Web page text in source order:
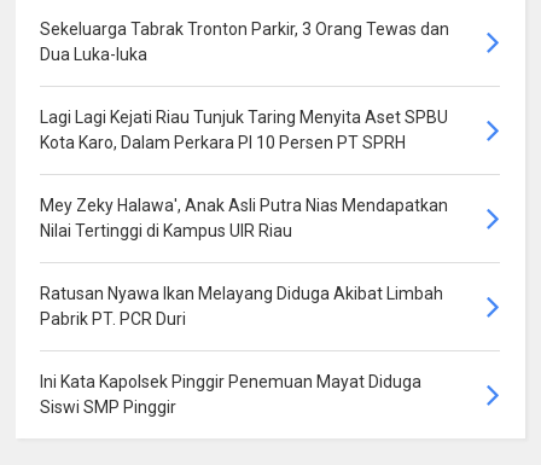
Sekeluarga Tabrak Tronton Parkir, 3 Orang Tewas dan
Dua Luka-luka
Lagi Lagi Kejati Riau Tunjuk Taring Menyita Aset SPBU
Kota Karo, Dalam Perkara PI 10 Persen PT SPRH
Mey Zeky Halawa', Anak Asli Putra Nias Mendapatkan
Nilai Tertinggi di Kampus UIR Riau
Ratusan Nyawa Ikan Melayang Diduga Akibat Limbah
Pabrik PT. PCR Duri
Ini Kata Kapolsek Pinggir Penemuan Mayat Diduga
Siswi SMP Pinggir